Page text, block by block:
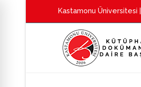
Kastamonu Üniversitesi